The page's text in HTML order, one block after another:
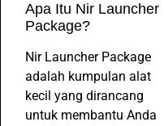
Apa Itu Nir Launcher
Package?
Nir Launcher Package
adalah kumpulan alat
kecil yang dirancang
untuk membantu Anda